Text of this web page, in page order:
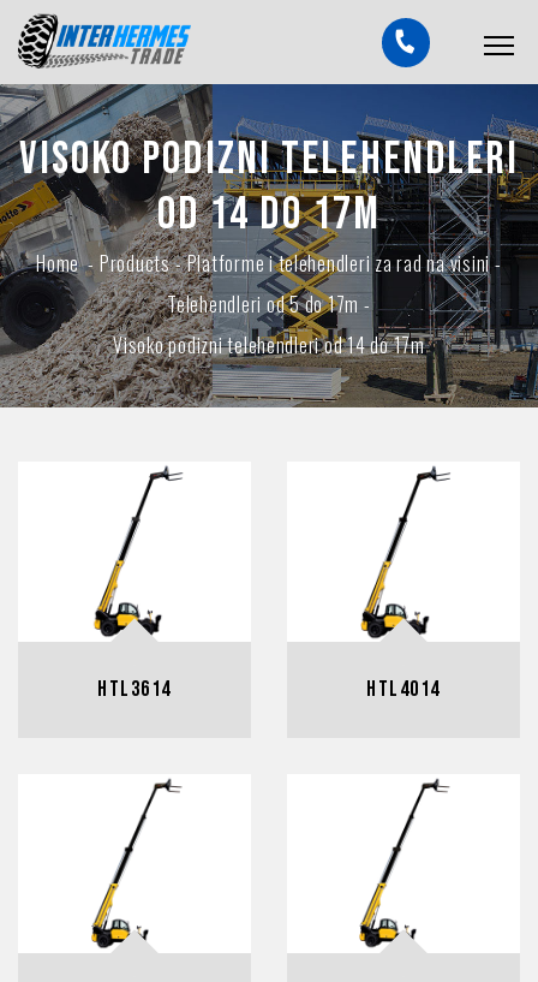
Visoko podizni telehendleri
od 14 do 17m
Home - Products-Platforme i telehendleri za rad na visini-
Telehendleri od 5 do 17m -
Visoko podizni telehendleri od 14 do 17m
HTL3614 HTL4014